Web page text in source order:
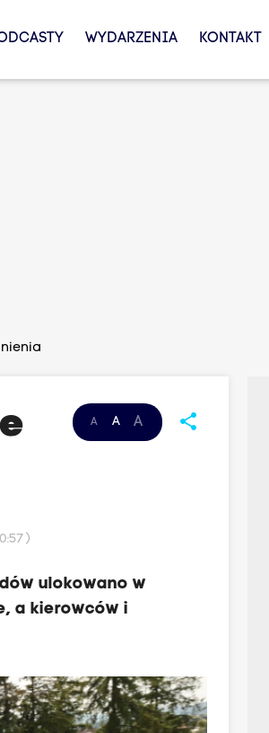
WYDARZENIA KONTAKT
A A A share
)
ulokowano w
a kierowców i